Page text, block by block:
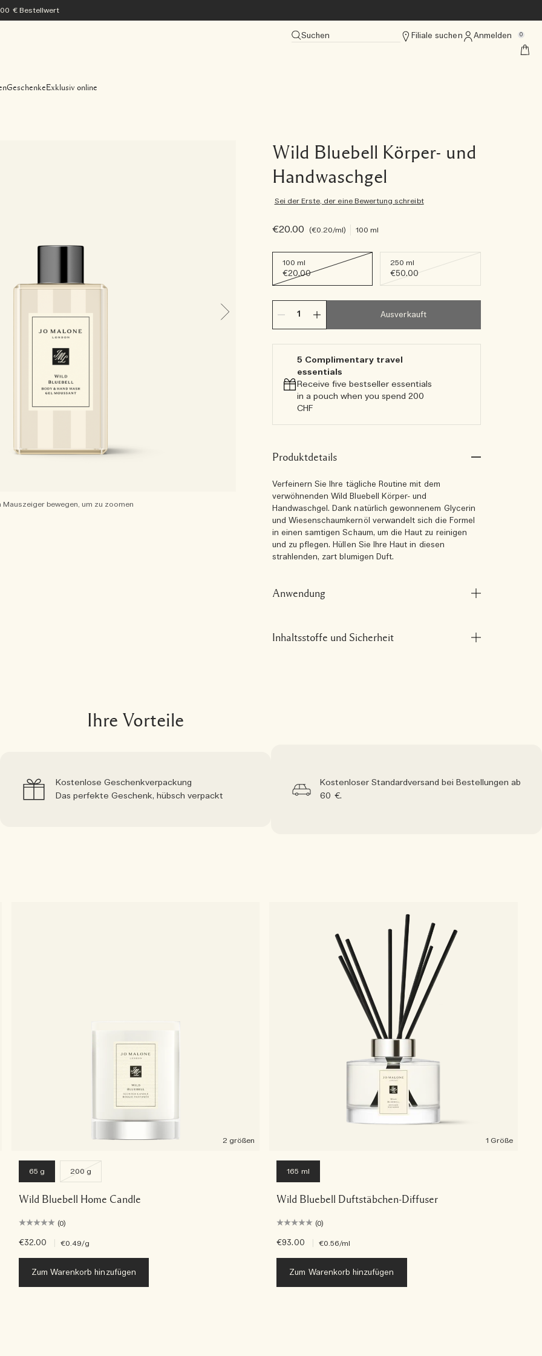
€ Bestellwert
Suchen Filiale suchen Anmelden 0
Geschenke Exklusiv online
Wild Bluebell Körper- und
Handwaschgel
Sei der Erste, der eine Bewertung schreibt
Mauszeiger bewegen, um zu zoomen
€20.00 €0.20/ml 100 ml
100 ml
€20.00
250 ml
€50.00
Ausverkauft
5 Complimentary travel
essentials​
Receive five bestseller essentials
in a pouch when you spend 200
CHF
Produktdetails
Verfeinern Sie Ihre tägliche Routine mit dem
verwöhnenden Wild Bluebell Körper- und
Handwaschgel. Dank natürlich gewonnenem Glycerin
und Wiesenschaumkernöl verwandelt sich die Formel
in einen samtigen Schaum, um die Haut zu reinigen
und zu pflegen. Hüllen Sie Ihre Haut in diesen
strahlenden, zart blumigen Duft.
Anwendung
Inhaltsstoffe und Sicherheit
Ihre Vorteile
Kostenlose Geschenkverpackung
Das perfekte Geschenk, hübsch verpackt
Kostenloser Standardversand bei Bestellungen ab
60 €.
2 größen
65 g 200 g
Wild Bluebell Home Candle
(0)
€32.00 €0.49/g
Zum Warenkorb hinzufügen
1 Größe
165 ml
Wild Bluebell Duftstäbchen-Diffuser
(0)
€93.00 €0.56/ml
Zum Warenkorb hinzufügen